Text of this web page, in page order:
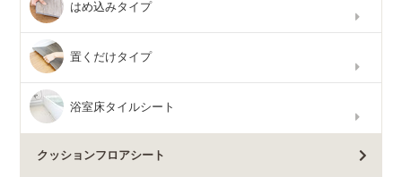
はめ込みタイプ
置くだけタイプ
浴室床タイルシート
クッションフロアシート